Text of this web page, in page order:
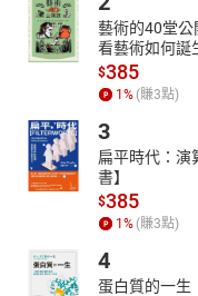
19 一流加一流等於二流
20 蝸牛、蚯蚓過馬路
21 人生何妨幽默一點
22 我們都是屬鵝的
24 現在改用刀叉吃人肉了
25 良心發現
26 愛妻巷與同居街
27 客氣害人
藝術的40堂公
看藝術如何誕
$385
1 % (賺3點)
3
扁平時代：演
書】
$385
1 % (賺3點)
4
蛋白質的一生